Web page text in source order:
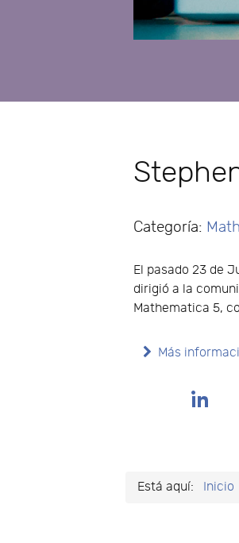
Categoría:
El pasado 23 de
dirigió a la
Mathematica 5,
Más
Está aquí: Inicio